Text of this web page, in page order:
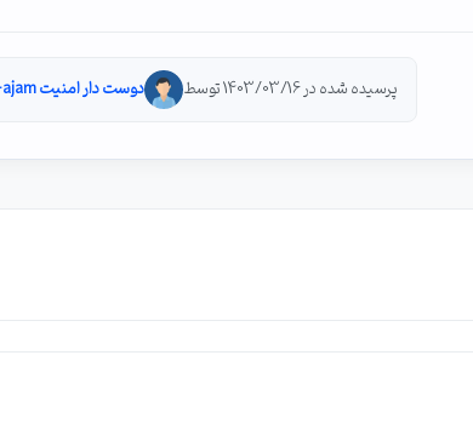
پرسیده شده در 1403/03/16 توسط دوست دار امنیت mojtaba-ajam